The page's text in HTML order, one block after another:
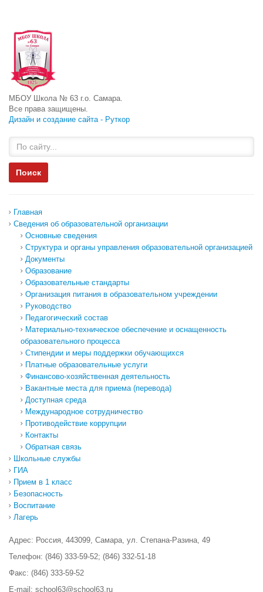
МБОУ Школа № 63 г.о. Самара.
Все права защищены.
Дизайн и создание сайта - Руткор
Главная
Сведения об образовательной организации
Основные сведения
Структура и органы управления образовательной организацией
Документы
Образование
Образовательные стандарты
Организация питания в образовательном учреждении
Руководство
Педагогический состав
Материально-техническое обеспечение и оснащенность
образовательного процесса
Стипендии и меры поддержки обучающихся
Платные образовательные услуги
Финансово-хозяйственная деятельность
Вакантные места для приема (перевода)
Доcтупная среда
Международное сотрудничество
Противодействие коррупции
Контакты
Обратная связь
Школьные службы
ГИА
Прием в 1 класс
Безопасность
Воспитание
Лагерь
Адрес: Россия, 443099, Самара, ул. Степана-Разина, 49
Телефон: (846) 333-59-52; (846) 332-51-18
Факс: (846) 333-59-52
E-mail: school63@school63.ru